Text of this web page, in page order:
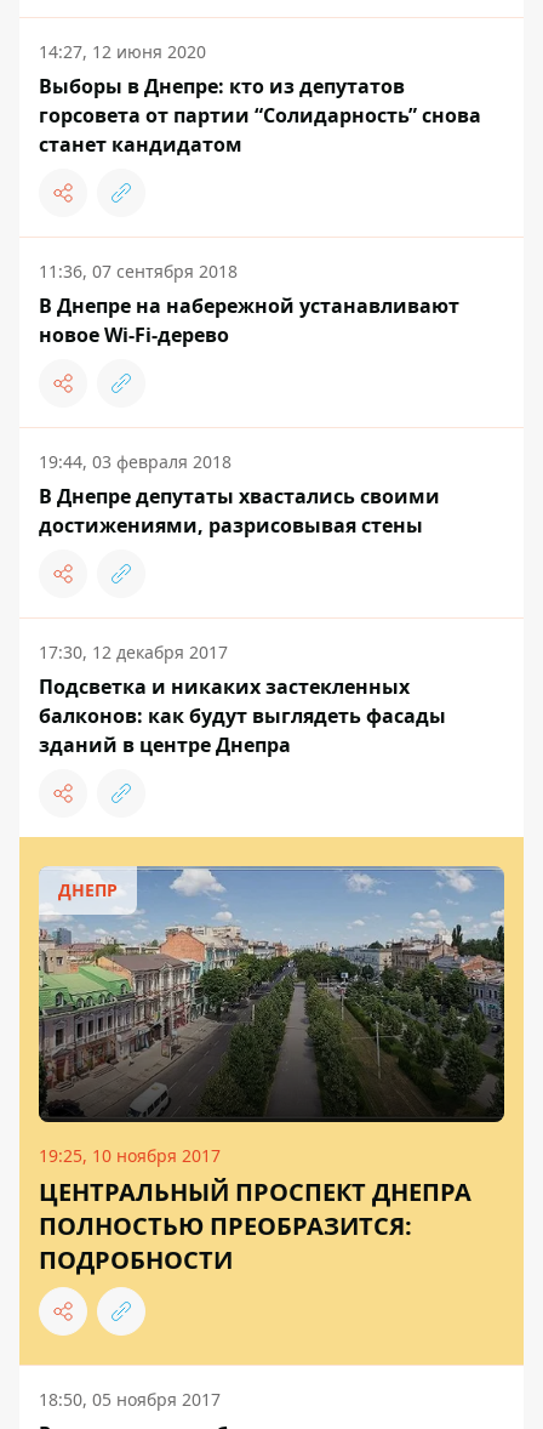
14:27, 12 июня 2020
Выборы в Днепре: кто из депутатов
горсовета от партии “Солидарность” снова
станет кандидатом
11:36, 07 сентября 2018
В Днепре на набережной устанавливают
новое Wi-Fi-дерево
19:44, 03 февраля 2018
В Днепре депутаты хвастались своими
достижениями, разрисовывая стены
17:30, 12 декабря 2017
Подсветка и никаких застекленных
балконов: как будут выглядеть фасады
зданий в центре Днепра
ДНЕПР
19:25, 10 ноября 2017
ЦЕНТРАЛЬНЫЙ ПРОСПЕКТ ДНЕПРА
ПОЛНОСТЬЮ ПРЕОБРАЗИТСЯ:
ПОДРОБНОСТИ
18:50, 05 ноября 2017